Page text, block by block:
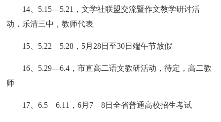
14、5.15—5.21，文学社联盟交流暨作文教学研讨活
动，乐清三中，教师代表
15、5.22—5.28，5月28日至30日端午节放假
16、5.29—6.4，市直高二语文教研活动，待定，高二教
师
17、6.5—6.11，6月7—8日全省普通高校招生考试